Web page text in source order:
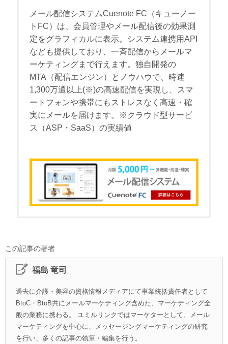
メール配信システムCuenote FC（キューノー
トFC）は、会員管理やメール配信後の効果測
定をグラフィカルに表示。システム連携用API
なども提供しており、一斉配信からメールマ
ーケティングまで行えます。独自開発の
MTA（配信エンジン）とノウハウで、時速
1,300万通以上(※)の高速配信を実現し、スマ
ートフォンや携帯にもストレスなく高速・確
実にメールを届けます。※クラウド型サービ
ス（ASP・SaaS）の実績値
この記事の著者
福島 竜司
過去に介護・美容の資格情報メディアにて事業統括責任者として
BtoC・BtoB共にメールマーケティング含めた、マーケティング全
般の業務に携わる。 ユミルリンクではマーケターとして、メール
マーケティングを中心に、メッセージングマーケティングの研究
を行い、多くの記事の執筆・編集を行う。